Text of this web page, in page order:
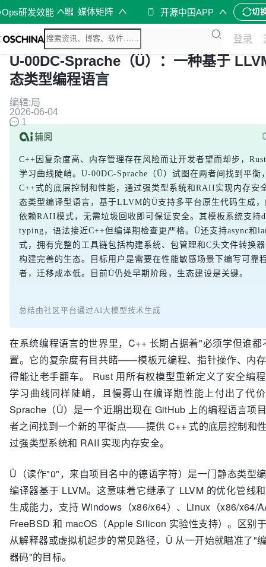
研发效能 媒体矩阵 开源中国APP 切
登录
U-00DC-Sprache（Ü）：一种基于
态类型编程语言
编辑:局
2026-06-04
1
C++因复杂度高、内存管理存在风险而让开发者望而却步，
学习曲线陡峭。U-00DC-Sprache（Ü）试图在两者间找到平衡
C++式的底层控制和性能，通过强类型系统和RAII实现内存安
态类型编译型语言，基于LLVM的Ü支持多平台原生代码生成
依赖RAII模式，无需垃圾回收即可保证安全。其模板系统支持
typing，语法接近C++但编译期检查更严格。Ü还支持async和
式，拥有完整的工具链包括构建系统、包管理和C头文件转换
构建完善的生态。目标用户是需要在性能敏感场景下编写可靠
者，迁移成本低。目前Ü仍处早期阶段，生态建设是关键。
总结由社区平台通过AI大模型技术生成
在系统编程语言的世界里，C++ 长期占据着"必须学但谁都
置。它的复杂度有目共睹——模板元编程、指针操作、内
得能让老手翻车。 Rust 用所有权模型重新定义了安全编
学习曲线同样陡峭，且慢雾山在编译期性能上付出了代
Sprache（Ü）是一个近期出现在 GitHub 上的编程语言项
者之间找到一个新的平衡点——提供 C++ 式的底层控制和
过强类型系统和 RAII 实现内存安全。
Ü（读作"ü"，来自项目名中的德语字符）是一门静态类型
编译器基于 LLVM。这意味着它继承了 LLVM 的优化管线
生成能力，支持 Windows（x86/x64）、Linux（x86/x64/
FreeBSD 和 macOS（Apple Silicon 实验性支持）。区别
从解释器或虚拟机起步的常见路径，Ü 从一开始就瞄准了"
器码"的目标。